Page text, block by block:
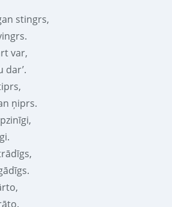
stingrs,
var,
dar’.
ņiprs.